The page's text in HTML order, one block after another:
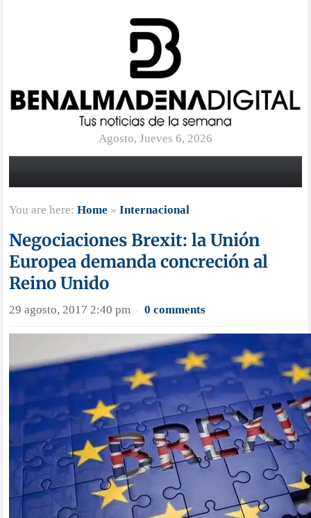
Agosto, Jueves 6, 2026
You are here:Home »Internacional
Negociaciones Brexit: la Unión
Europea demanda concreción al
Reino Unido
29 agosto, 2017 2:40 pm · 0 comments